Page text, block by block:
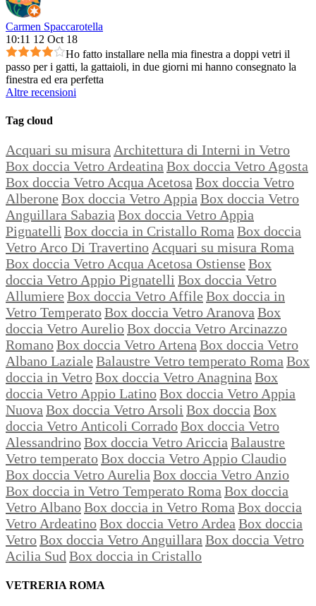
Carmen Spaccarotella
10:11 12 Oct 18
Ho fatto installare nella mia finestra a doppi vetri il
passo per i gatti, la gattaioli, in due giorni mi hanno consegnato la
finestra ed era perfetta
Altre recensioni
Tag cloud
Acquari su misura Architettura di Interni in Vetro
Box doccia Vetro Ardeatina Box doccia Vetro Agosta
Box doccia Vetro Acqua Acetosa Box doccia Vetro
Alberone Box doccia Vetro Appia Box doccia Vetro
Anguillara Sabazia Box doccia Vetro Appia
Pignatelli Box doccia in Cristallo Roma Box doccia
Vetro Arco Di Travertino Acquari su misura Roma
Box doccia Vetro Acqua Acetosa Ostiense Box
doccia Vetro Appio Pignatelli Box doccia Vetro
Allumiere Box doccia Vetro Affile Box doccia in
Vetro TemperatoBox doccia Vetro Aranova Box
doccia Vetro AurelioBox doccia Vetro Arcinazzo
RomanoBox doccia Vetro Artena Box doccia Vetro
Albano Laziale Balaustre Vetro temperato Roma Box
doccia in VetroBox doccia Vetro Anagnina Box
doccia Vetro Appio LatinoBox doccia Vetro Appia
Nuova Box doccia Vetro Arsoli Box doccia Box
doccia Vetro Anticoli CorradoBox doccia Vetro
AlessandrinoBox doccia Vetro Ariccia Balaustre
Vetro temperatoBox doccia Vetro Appio Claudio
Box doccia Vetro Aurelia Box doccia Vetro Anzio
Box doccia in Vetro Temperato Roma Box doccia
Vetro AlbanoBox doccia in Vetro Roma Box doccia
Vetro ArdeatinoBox doccia Vetro Ardea Box doccia
VetroBox doccia Vetro Anguillara Box doccia Vetro
Acilia Sud Box doccia in Cristallo
VETRERIA ROMA